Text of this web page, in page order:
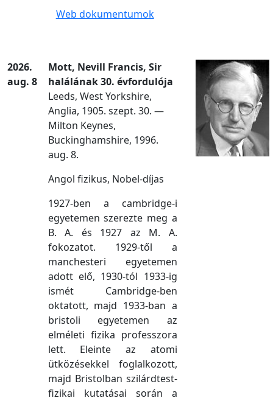
Web dokumentumok
2026.
aug. 8
Mott, Nevill Francis, Sir
halálának 30. évfordulója
Leeds, West Yorkshire,
Anglia, 1905. szept. 30. —
Milton Keynes,
Buckinghamshire, 1996.
aug. 8.
Angol fizikus, Nobel-díjas
1927-ben a cambridge-i
egyetemen szerezte meg a
B. A. és 1927 az M. A.
fokozatot. 1929-től a
manchesteri egyetemen
adott elő, 1930-tól 1933-ig
ismét Cambridge-ben
oktatott, majd 1933-ban a
bristoli egyetemen az
elméleti fizika professzora
lett. Eleinte az atomi
ütközésekkel foglalkozott,
majd Bristolban szilárdtest-
fizikai kutatásai során a